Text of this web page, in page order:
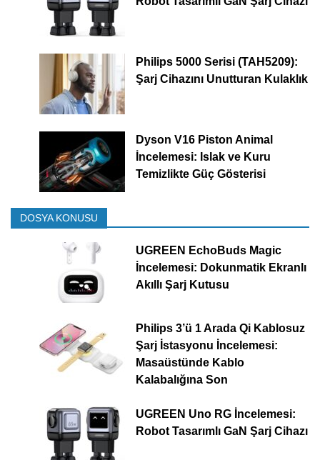
Philips 5000 Serisi (TAH5209):
Şarj Cihazını Unutturan Kulaklık
Dyson V16 Piston Animal
İncelemesi: Islak ve Kuru
Temizlikte Güç Gösterisi
DOSYA KONUSU
UGREEN EchoBuds Magic
İncelemesi: Dokunmatik Ekranlı
Akıllı Şarj Kutusu
Philips 3’ü 1 Arada Qi Kablosuz
Şarj İstasyonu İncelemesi:
Masaüstünde Kablo
Kalabalığına Son
UGREEN Uno RG İncelemesi:
Robot Tasarımlı GaN Şarj Cihazı